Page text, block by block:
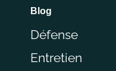
Blog
Défense
Entretien